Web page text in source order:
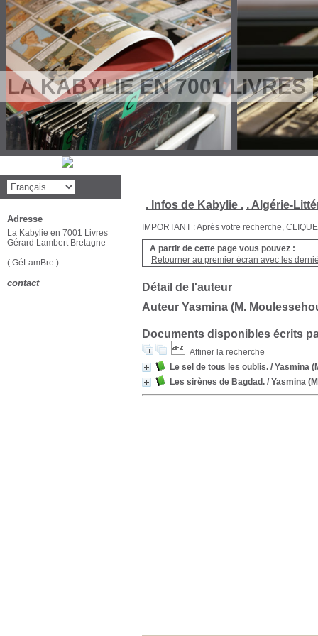
LA KABYLIE EN 7001 LIVRES
. Infos de Kabylie . . Algérie-
IMPORTANT : Après votre recherche,
A partir de cette page vous pouvez :
Retourner au premier écran avec les
Détail de l'auteur
Auteur Yasmina (M.
Documents disponibles écrits
Affiner la recherche
Le sel de tous les oublis. / Yasmina
Les sirènes de Bagdad. / Yasmina
Adresse
La Kabylie en 7001 Livres
Gérard Lambert Bretagne
( GéLamBre )
contact